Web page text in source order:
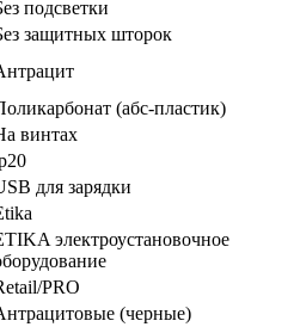
подсветки
защитных шторок
(абс-пластик)
винтах
для зарядки
электроустановочное
PRO
(черные)